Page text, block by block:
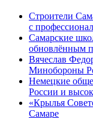
Строители
с
Самарские
обновлённым
Вячеслав
Минобороны
Немецкие
России и
«Крылья
Самаре